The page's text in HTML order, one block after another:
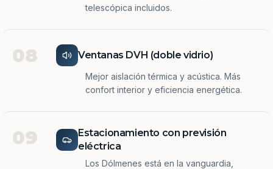
telescópica incluidos.
08 Ventanas DVH (doble vidrio)
Mejor aislación térmica y acústica. Más
confort interior y eficiencia energética.
09
Estacionamiento con previsión
eléctrica
Los Dólmenes está en la vanguardia,